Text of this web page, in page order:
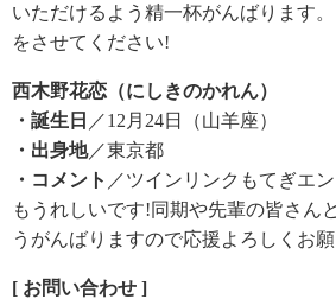
いただけるよう精一杯がんばります
をさせてください!
西木野花恋（にしきのかれん）
・誕生日 ／12月24日（山羊座）
・出身地／東京都
・コメント ／ツインリンクもてぎエ
もうれしいです!同期や先輩の皆さん
うがんばりますので応援よろしくお
[ お問い合わせ ]